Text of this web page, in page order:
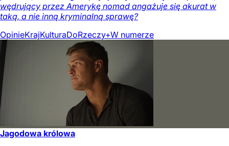
wędrujący przez Amerykę nomad angażuje się akurat w
taką, a nie inną kryminalną sprawę?
OpinieKrajKulturaDoRzeczy+W numerze
Jagodowa królowa